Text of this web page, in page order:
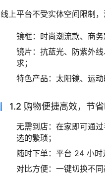
线上平台不受实体空间限制，
镜框：时尚潮流款、商
镜片：抗蓝光、防紫外
求；
特色产品：太阳镜、运
1.2 购物便捷高效，节
无需到店：在家即可通
选的繁琐；
随时下单：平台 24 小
对比方便：一键切换不